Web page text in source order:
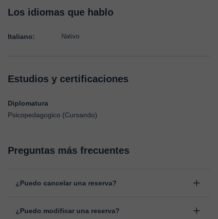
Los idiomas que hablo
Italiano: Nativo
Estudios y certificaciones
Diplomatura
Psicopedagogico (Cursando)
Preguntas más frecuentes
¿Puedo cancelar una reserva?
antes de la clase, indicando el motivo de cancelación.
¿Puedo modificar una reserva?